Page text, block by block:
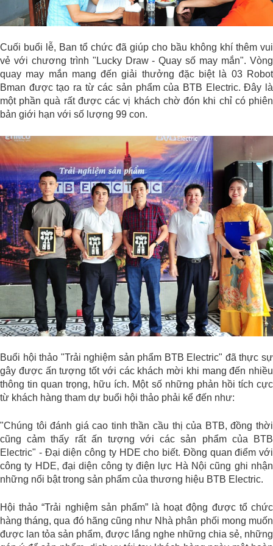
Cuối buổi lễ, Ban tổ chức đã giúp cho bầu không khí thêm vui
vẻ với chương trình "Lucky Draw - Quay số may mắn". Vòng
quay may mắn mang đến giải thưởng đặc biệt là 03 Robot
Bman được tạo ra từ các sản phẩm của BTB Electric. Đây là
một phần quà rất được các vị khách chờ đón khi chỉ có phiên
bản giới hạn với số lượng 99 con.
Buổi hội thảo "Trải nghiệm sản phẩm BTB Electric" đã thực sự
gây được ấn tượng tốt với các khách mời khi mang đến nhiều
thông tin quan trọng, hữu ích. Một số những phản hồi tích cực
từ khách hàng tham dự buổi hội thảo phải kể đến như:
"Chúng tôi đánh giá cao tinh thần cầu thị của BTB, đồng thời
cũng cảm thấy rất ấn tượng với các sản phẩm của BTB
Electric" - Đại diện công ty HDE cho biết. Đồng quan điểm với
công ty HDE, đại diện công ty điện lực Hà Nội cũng ghi nhận
những nổi bật trong sản phẩm của thương hiệu BTB Electric.
Hội thảo “Trải nghiệm sản phẩm” là hoạt động được tổ chức
hàng tháng, qua đó hãng cũng như Nhà phân phối mong muốn
được lan tỏa sản phẩm, được lắng nghe những chia sẻ, những